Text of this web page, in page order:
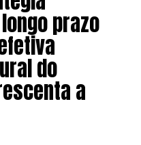
prazo
do
a